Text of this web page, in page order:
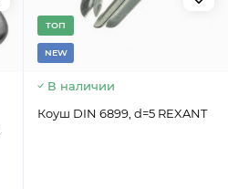
TОП
NEW
В наличии
Коуш DIN 6899, d=5 REXANT